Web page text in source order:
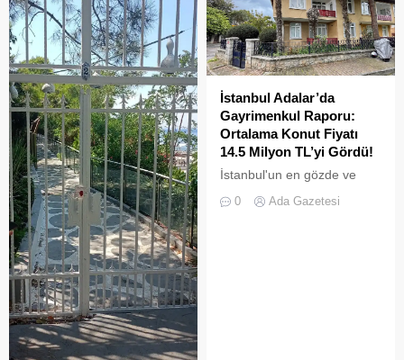
İstanbul Adalar’da
Gayrimenkul Raporu:
Ortalama Konut Fiyatı
14.5 Milyon TL’yi Gördü!
İstanbul'un en gözde ve
tarihi lokasyonlarından biri
olan Adalar ilçesinde,
0 Ada Gazetesi